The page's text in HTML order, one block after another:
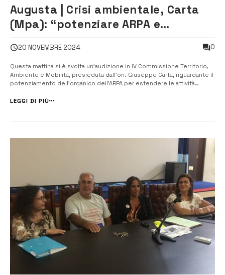
Augusta | Crisi ambientale, Carta
(Mpa): “potenziare ARPA e
20 NOVEMBRE 2024 0
Questa mattina si è svolta un’audizione in IV Commissione Territorio,
Ambiente e Mobilità, presieduta dall’on. Giuseppe Carta, riguardante il
potenziamento dell’organico dell’ARPA per estendere le attività
-l’area costituita dai territori dei comuni...
LEGGI DI PIÙ